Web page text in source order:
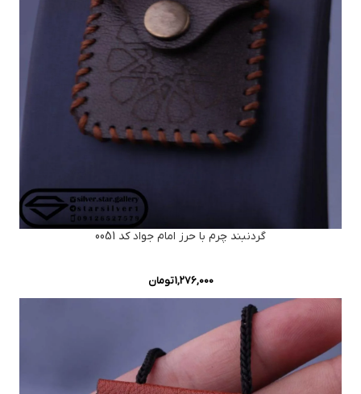
گردنبند چرم با حرز امام جواد کد 0051
1,276,000تومان